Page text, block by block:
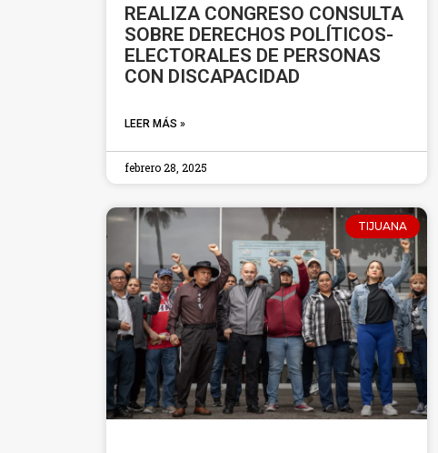
REALIZA CONGRESO CONSULTA
SOBRE DERECHOS POLÍTICOS-
ELECTORALES DE PERSONAS
CON DISCAPACIDAD
LEER MÁS »
febrero 28, 2025
TIJUANA